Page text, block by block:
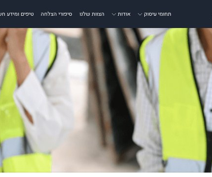
תחומי עיסוק אודות הצוות שלנו סיפורי הצלחה טיפים ומידע